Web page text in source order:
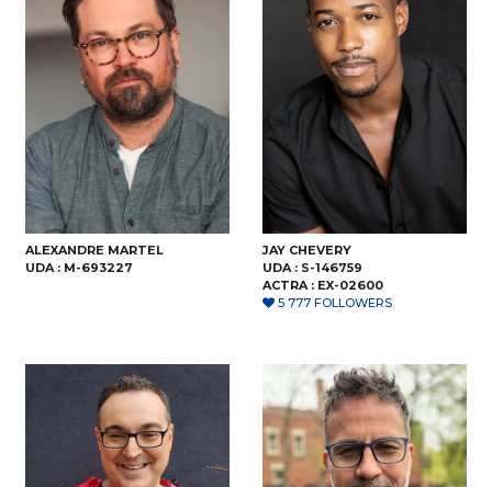
ALEXANDRE MARTEL
UDA : M-693227
JAY CHEVERY
UDA : S-146759
ACTRA : EX-02600
5 777 FOLLOWERS